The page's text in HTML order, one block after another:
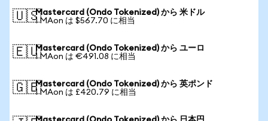
🇺🇸Mastercard (Ondo Tokenized) から 米ドル
1 MAon は $567.70 に相当
🇪🇺Mastercard (Ondo Tokenized) から ユーロ
1 MAon は €491.08 に相当
🇬🇧Mastercard (Ondo Tokenized) から 英ポンド
1 MAon は £420.79 に相当